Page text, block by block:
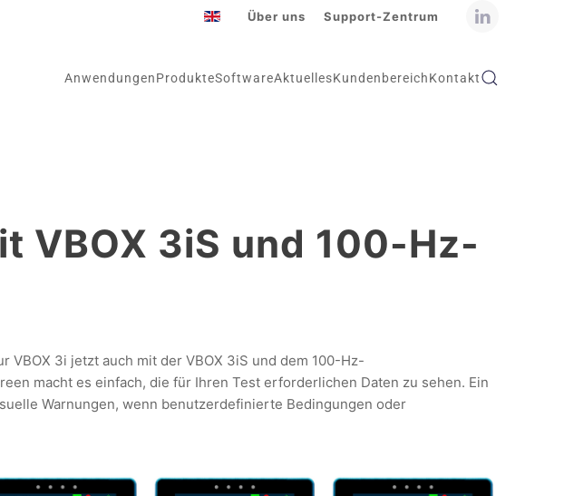
Über uns Support-Zentrum
AnwendungenProdukteSoftwareAktuellesKundenbereichKontakt
VBOX 3iS und 100-Hz-
3i jetzt auch mit der VBOX 3iS und dem 100-Hz-
macht es einfach, die für Ihren Test erforderlichen Daten zu sehen. Ein
Warnungen, wenn benutzerdefinierte Bedingungen oder